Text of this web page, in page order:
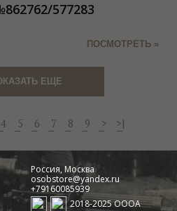
577283
ПОСМОТРЕТЬ »
ЕЩЕ
4 5 6 7 8 9 > >|
Россия, Москва
osobstore@yandex.ru
+79160085939
2018-2025 ОООА